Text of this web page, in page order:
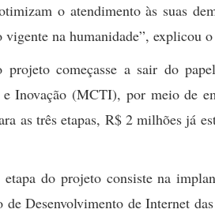
o atendimento às suas
vigente na humanidade”, explicou
projeto começasse a sair do
e Inovação (MCTI), por meio de
as três etapas, R$ 2 milhões já
do projeto consiste na
de Desenvolvimento de Internet